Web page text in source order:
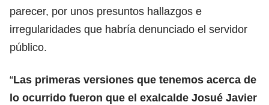
parecer, por unos presuntos hallazgos e
irregularidades que habría denunciado el servidor
público.
“Las primeras versiones que tenemos acerca de
lo ocurrido fueron que el exalcalde Josué Javier